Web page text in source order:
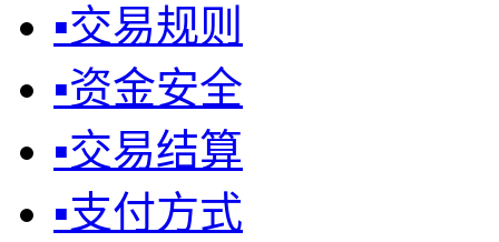
▪交易规则
▪资金安全
▪交易结算
▪支付方式